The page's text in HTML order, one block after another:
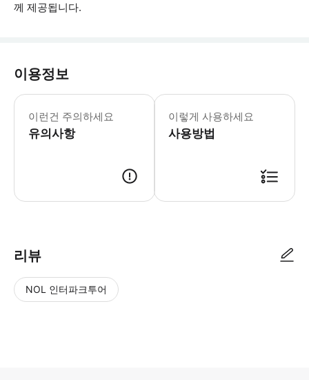
께 제공됩니다.
이용정보
이런건 주의하세요
유의사항
드레스 코드: 식사 중 안전과 편안함
이렇게 사용하세요
사용방법
리뷰
NOL 인터파크투어